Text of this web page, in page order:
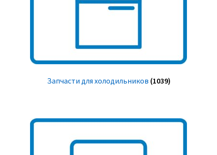
Запчасти для холодильников (1039)